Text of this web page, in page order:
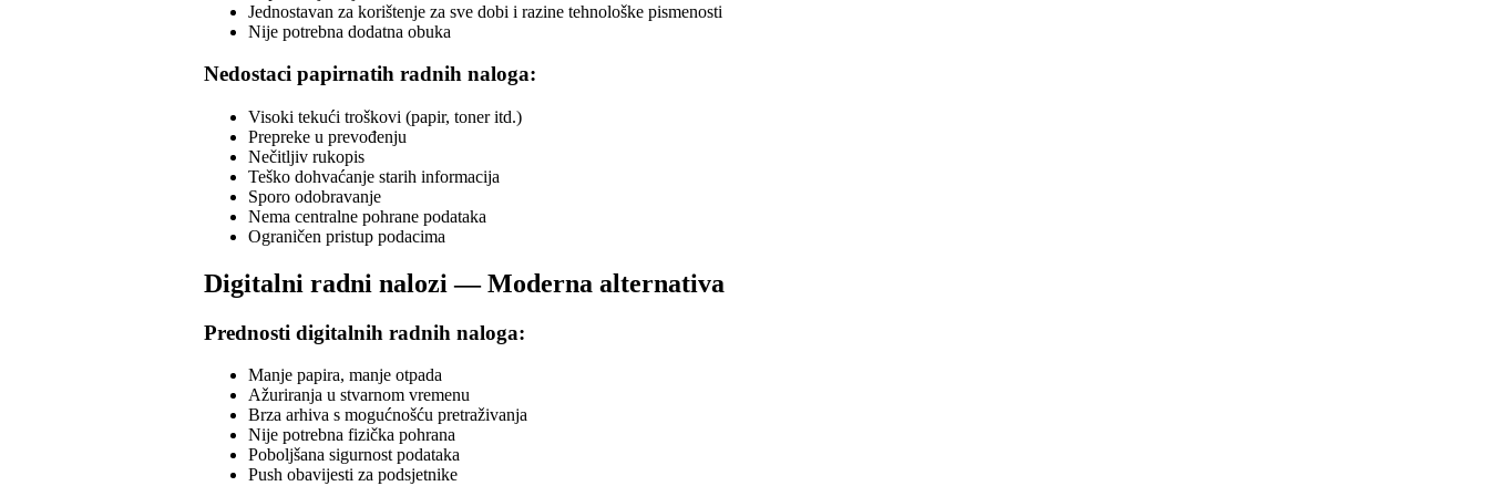
Jednostavan za korištenje za sve dobi i razine tehnološke pismenosti
Nije potrebna dodatna obuka
Nedostaci papirnatih radnih naloga:
Visoki tekući troškovi (papir, toner itd.)
Prepreke u prevođenju
Nečitljiv rukopis
Teško dohvaćanje starih informacija
Sporo odobravanje
Nema centralne pohrane podataka
Ograničen pristup podacima
Digitalni radni nalozi — Moderna alternativa
Prednosti digitalnih radnih naloga:
Manje papira, manje otpada
Ažuriranja u stvarnom vremenu
Brza arhiva s mogućnošću pretraživanja
Nije potrebna fizička pohrana
Poboljšana sigurnost podataka
Push obavijesti za podsjetnike